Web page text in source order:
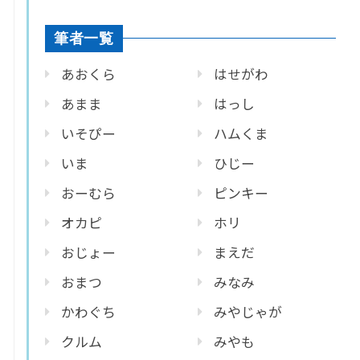
筆者一覧
あおくら
あまま
いそぴー
いま
おーむら
オカピ
おじょー
おまつ
かわぐち
クルム
はせがわ
はっし
ハムくま
ひじー
ピンキー
ホリ
まえだ
みなみ
みやじゃが
みやも